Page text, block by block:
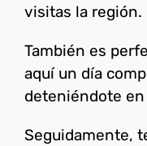
visitas la región.
También es
aquí un día
deteniéndote
Seguidamente,